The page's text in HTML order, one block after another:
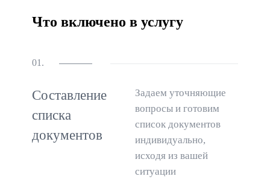
Что включено в услугу
01.
Составление
списка
документов
Задаем уточняющие
вопросы и готовим
список документов
индивидуально,
исходя из вашей
ситуации